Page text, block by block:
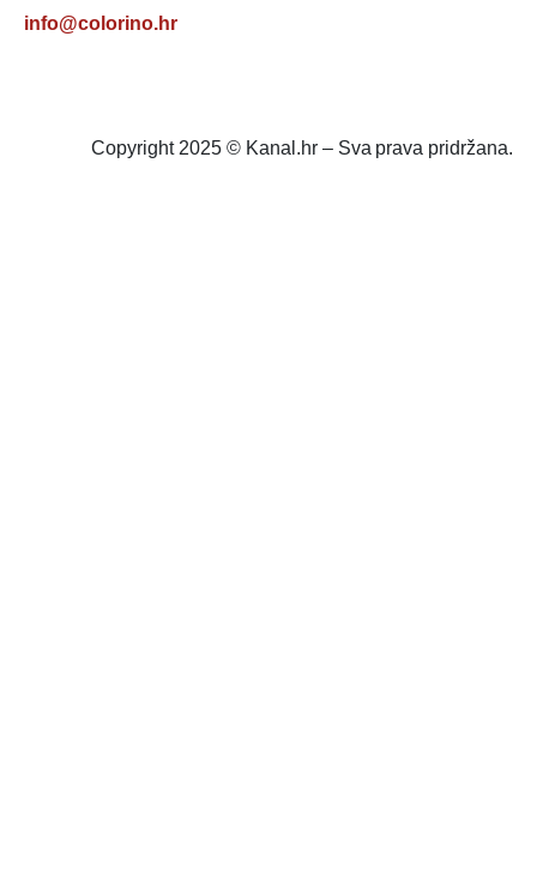
info@colorino.hr
Copyright 2025 © Kanal.hr – Sva prava pridržana.